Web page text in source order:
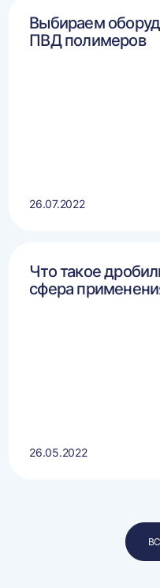
Выбираем
ПВД полимеров
26.07.2022
Что такое
сфера
26.05.2022